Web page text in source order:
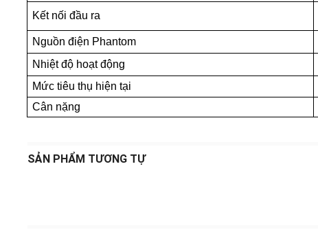
Kết nối đầu ra
Nguồn điện Phantom
Nhiệt độ hoạt động
Mức tiêu thụ hiện tại
Cân nặng
SẢN PHẨM TƯƠNG TỰ